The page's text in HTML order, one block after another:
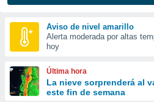
y
forma
digital
basada
Aviso de nivel amarillo
Alerta moderada por altas
hoy
Última hora
La nieve sorprenderá al
este fin de semana